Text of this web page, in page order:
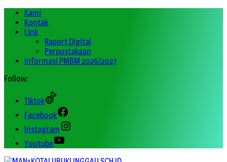
Kami
Kontak
Link
Raport Digital
Perpustakaan
Informasi PMBM 2026/2027
Follow:
Tiktok
Facebook
Instagram
Youtube